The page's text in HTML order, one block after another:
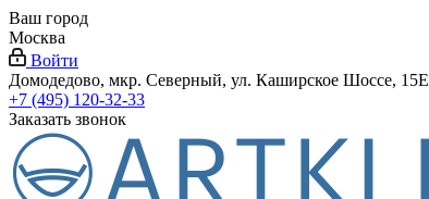
Ваш город
Москва
Войти
Домодедово, мкр. Северный, ул. Каширское Шоссе, 15Е
+7 (495) 120-32-33
Заказать звонок